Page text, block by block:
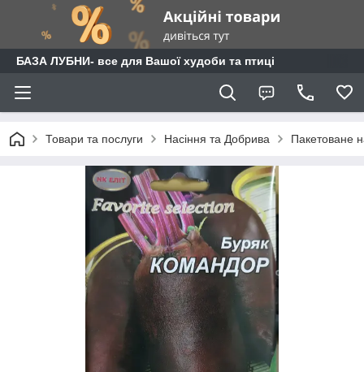
БАЗА ЛУБНИ- все для Вашої худоби та птиці
Товари та послуги Насіння та Добрива Пакетоване